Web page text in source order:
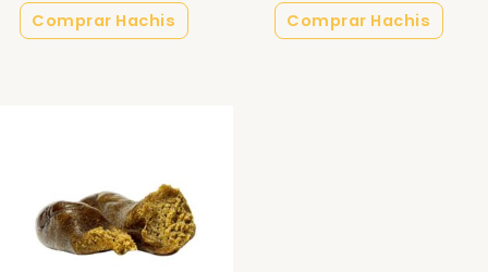
Comprar Hachis Comprar Hachis